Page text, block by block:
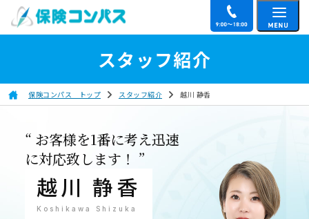
スタッフ紹介
保険コンパス トップ スタッフ紹介 越川 静香
“ お客様を1番に考え迅速
に対応致します！ ”
越川 静香
Koshikawa Shizuka